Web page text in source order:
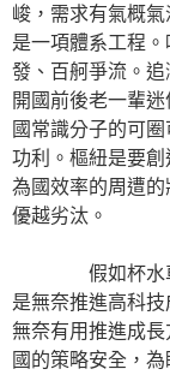
峻，需求有氣概
是一項體系工程
發、百舸爭流。
開國前後老一輩
國常識分子的可
功利。樞紐是要
為國效率的周遭
優越劣汰。
假如杯水車薪
是無奈推進高科
無奈有用推進成
國的策略安全，